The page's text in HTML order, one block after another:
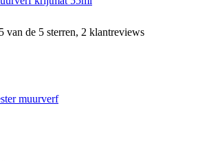
van de 5 sterren, 2 klantreviews
muurverf